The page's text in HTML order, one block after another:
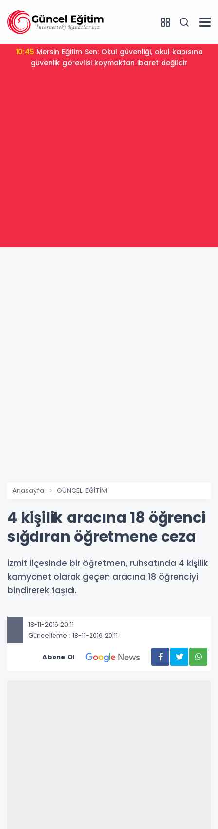
10:45
güvenlik görevlisi koymaktan ibaret değildir
Anasayfa GÜNCEL EĞİTİM
4 kişilik aracına 18 öğrenci
sığdıran öğretmene ceza
İzmit ilçesinde bir öğretmen, ruhsatında 4 kişilik
kamyonet olarak geçen aracına 18 öğrenciyi
bindirerek taşıdı.
18-11-2016 20:11
Güncelleme : 18-11-2016 20:11
Abone Ol